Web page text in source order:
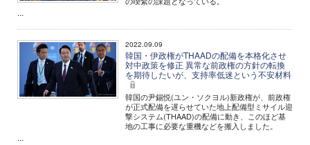
...
2022.09.09
韓国・伊政権がTHAADの配備を本格化させ
対中政策を修正 異常な前政権の方針の転換
を期待したいが、支持率低迷という不安材料
韓国の尹錫悦(ユン・ソクヨル)新政権が、前政権
が正式配備を遅らせていた地上配備型ミサイル迎
撃システム(THAAD)の配備に動き、このほど基
地の工事に必要な重機などを搬入しました。
...